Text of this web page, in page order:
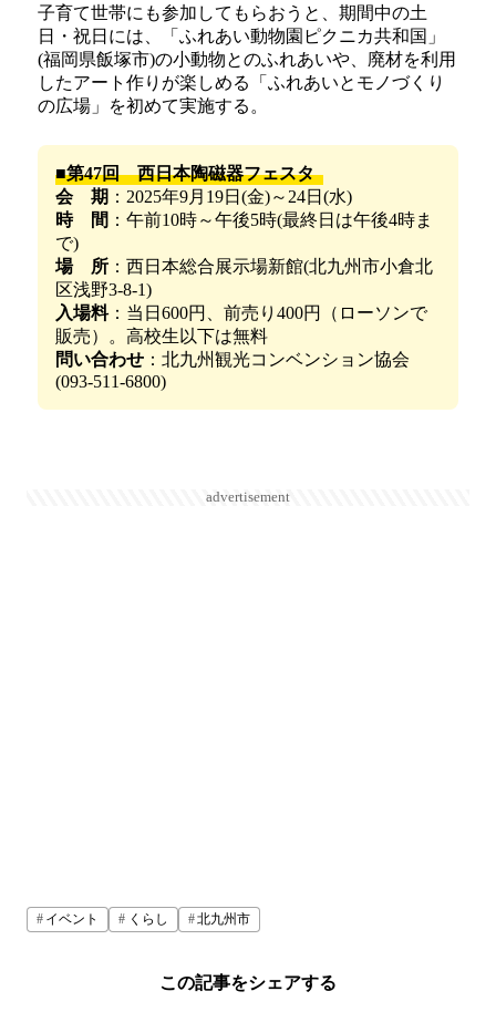
子育て世帯にも参加してもらおうと、期間中の土
日・祝日には、「ふれあい動物園ピクニカ共和国」
(福岡県飯塚市)の小動物とのふれあいや、廃材を利用
したアート作りが楽しめる「ふれあいとモノづくり
の広場」を初めて実施する。
■第47回 西日本陶磁器フェスタ
会 期 ：2025年9月19日(金)～24日(水)
時 間 ：午前10時～午後5時(最終日は午後4時ま
で)
場 所 ：西日本総合展示場新館(北九州市小倉北
区浅野3-8-1)
入場料：当日600円、前売り400円（ローソンで
販売）。高校生以下は無料
問い合わせ ：北九州観光コンベンション協会
(093-511-6800)
advertisement
イベント くらし 北九州市
この記事をシェアする